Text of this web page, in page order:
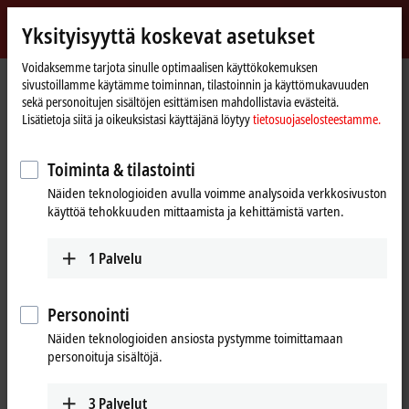
Beckhoff
-
New
Automation
Technology
myBeckhoff
KotisivuYritys Uutiset Experience IoT and Industrie 4.0 from Beckhoff
Kun napsautat ”Hyväksy”, näytämme videon ja mukautamme
yksityisyyden asetukset, Vimeon ulkopuolinen sisältö ladataan
tietosuojaselosteestamme.
Mar 21, 2016
Experience IoT and Industrie 4.0
Yksityisyyttä koskevat asetukset
Voidaksemme tarjota sinulle optimaalisen käyttökokemuksen
sivustoillamme käytämme toiminnan, tilastoinnin ja käyttömukavuuden
sekä personoitujen sisältöjen esittämisen mahdollistavia evästeitä.
Lisätietoja siitä ja oikeuksistasi käyttäjänä löytyytietosuojaselosteestamme.
Toiminta & tilastointi
Näiden teknologioiden avulla voimme analysoida verkkosivuston
käyttöä tehokkuuden mittaamista ja kehittämistä varten.
1 Palvelu
Personointi
Näiden teknologioiden ansiosta pystymme toimittamaan
personoituja sisältöjä.
3 Palvelut